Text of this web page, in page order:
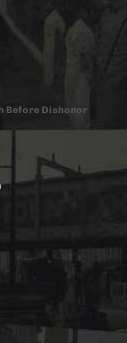
Before Dishonor